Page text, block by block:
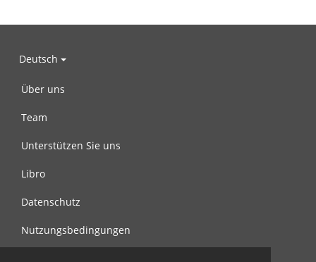
Deutsch
Über uns
Team
Unterstützen Sie uns
Libro
Datenschutz
Nutzungsbedingungen